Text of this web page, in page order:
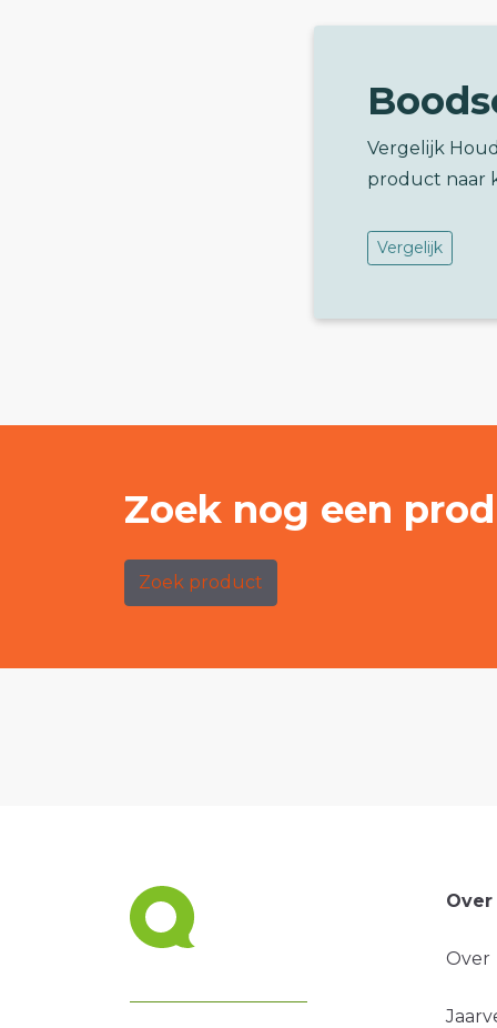
Vergelijk
product naar
Vergelijk
Zoek nog een
Zoek product
Over
Over